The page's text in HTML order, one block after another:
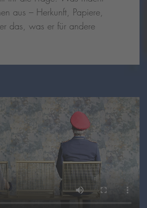
aus – Herkunft, Papiere,
das, was er für andere